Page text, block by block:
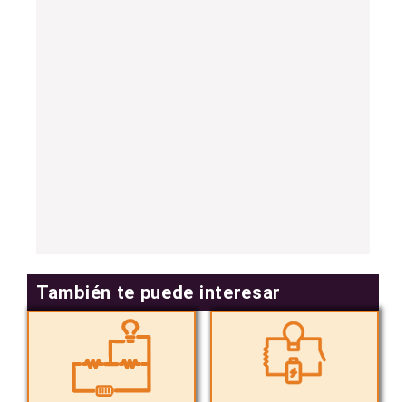
También te puede interesar